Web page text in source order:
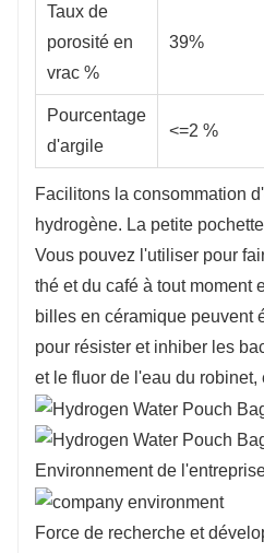
Taux de
porosité en
vrac %
39%
Pourcentage
d'argile
<=2 %
Facilitons la consommation
hydrogène. La petite
Vous pouvez l'utiliser pour
thé et du café à tout moment
billes en céramique peuvent
pour résister et inhiber les
et le fluor de l'eau du robinet,
Environnement de
Force de recherche et